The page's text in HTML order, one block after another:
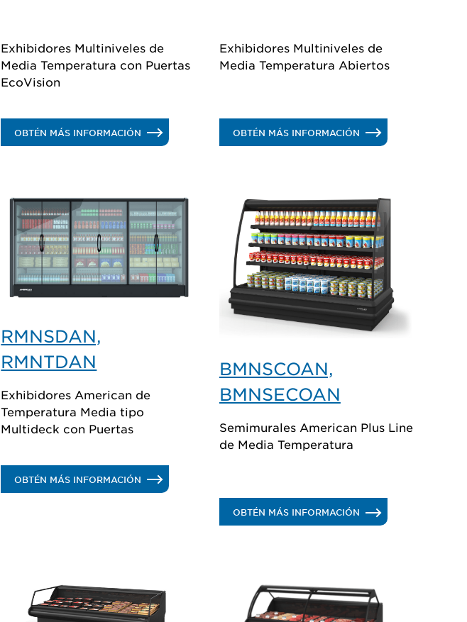
Exhibidores Multiniveles de
Media Temperatura con Puertas
EcoVision
OBTÉN MÁS INFORMACIÓN
Exhibidores Multiniveles de
Media Temperatura Abiertos
OBTÉN MÁS INFORMACIÓN.
RMNSDAN,
RMNTDAN
Exhibidores American de
Temperatura Media tipo
Multideck con Puertas
OBTÉN MÁS INFORMACIÓN
BMNSCOAN,
BMNSECOAN
Semimurales American Plus Line
de Media Temperatura
OBTÉN MÁS INFORMACIÓN.